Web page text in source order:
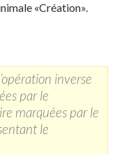
«Création».
inverse
par le
marquées par le
le